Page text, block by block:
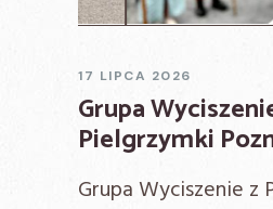
17 LIPCA 2026
Grupa
Pielgrzymki
Grupa Wyciszenie z